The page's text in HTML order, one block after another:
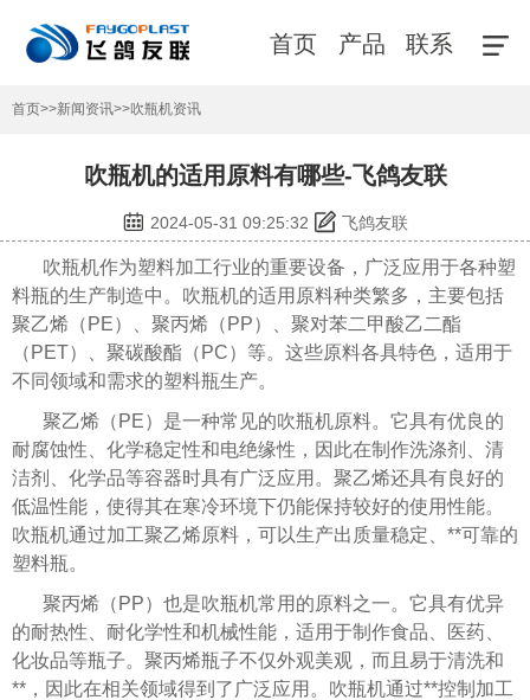
首页 产品 联系
首页>>新闻资讯>>吹瓶机资讯
吹瓶机的适用原料有哪些-飞鸽友联
2024-05-31 09:25:32 飞鸽友联
吹瓶机作为塑料加工行业的重要设备，广泛应用于各种塑
料瓶的生产制造中。吹瓶机的适用原料种类繁多，主要包括
聚乙烯（PE）、聚丙烯（PP）、聚对苯二甲酸乙二酯
（PET）、聚碳酸酯（PC）等。这些原料各具特色，适用于
不同领域和需求的塑料瓶生产。
聚乙烯（PE）是一种常见的吹瓶机原料。它具有优良的
耐腐蚀性、化学稳定性和电绝缘性，因此在制作洗涤剂、清
洁剂、化学品等容器时具有广泛应用。聚乙烯还具有良好的
低温性能，使得其在寒冷环境下仍能保持较好的使用性能。
吹瓶机通过加工聚乙烯原料，可以生产出质量稳定、**可靠的
塑料瓶。
聚丙烯（PP）也是吹瓶机常用的原料之一。它具有优异
的耐热性、耐化学性和机械性能，适用于制作食品、医药、
化妆品等瓶子。聚丙烯瓶子不仅外观美观，而且易于清洗和
**，因此在相关领域得到了广泛应用。吹瓶机通过**控制加工